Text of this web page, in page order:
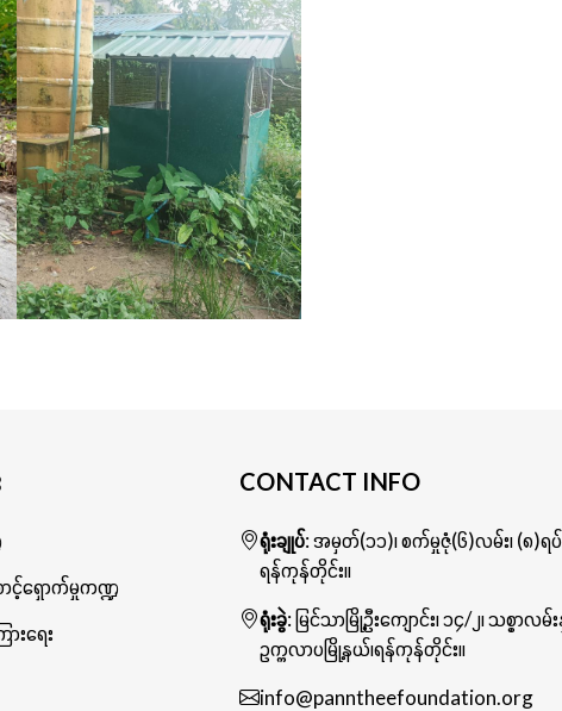
ာင့်ရှောက်မှုကဏ္ဍ
းရေး
CONTACT INFO
ရုံးချုပ်: အမှတ်(၁၁)၊ စက်မှုဇုံ(၆)လမ်း၊ (၈)ရ
ရန်ကုန်တိုင်း။
ရုံးခွဲ: မြင်သာမြို့ဦးကျောင်း၊ ၁၄/၂၊ သစ္စာလ
ဥက္ကလာပမြို့နယ်၊ရန်ကုန်တိုင်း။
info@panntheefoundation.org